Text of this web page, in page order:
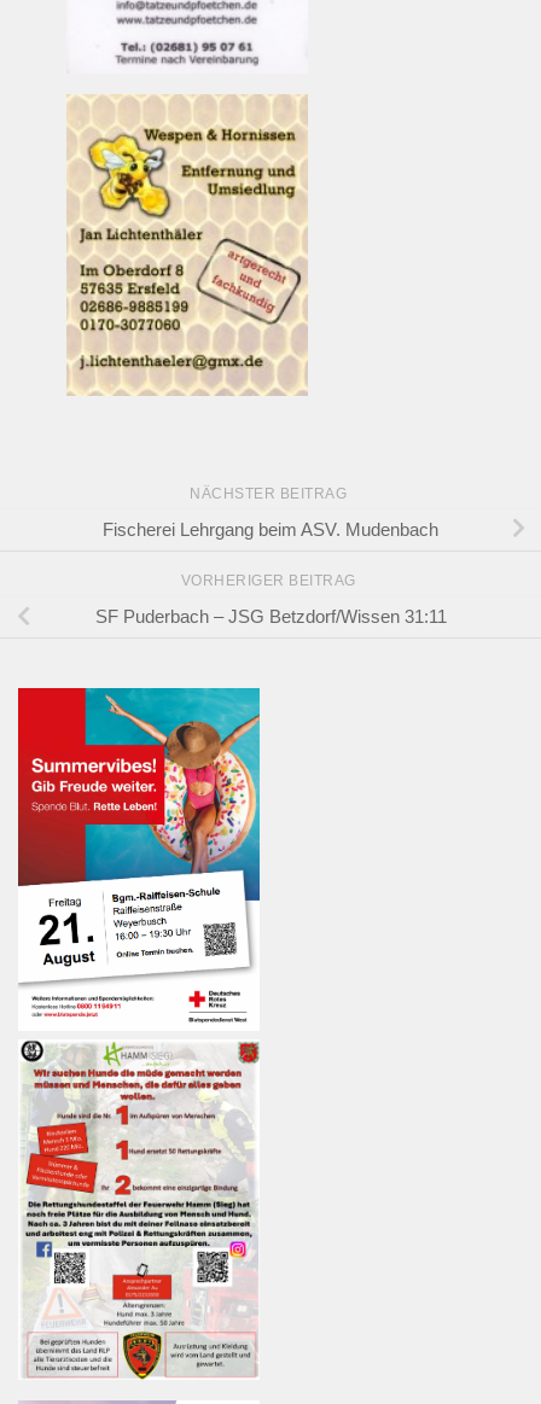
NÄCHSTER BEITRAG
Fischerei Lehrgang beim ASV. Mudenbach
VORHERIGER BEITRAG
SF Puderbach – JSG Betzdorf/Wissen 31:11